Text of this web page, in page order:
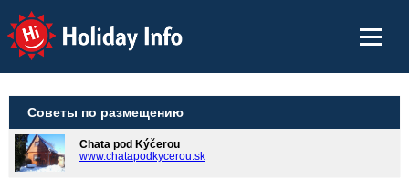
Holiday Info
Советы по размещению
Chata pod Kýčerou
www.chatapodkycerou.sk